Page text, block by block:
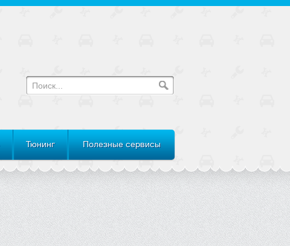
Тюнинг Полезные сервисы